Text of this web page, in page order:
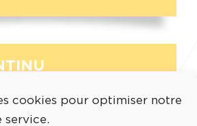
cookies pour optimiser notre
service.
- EIC